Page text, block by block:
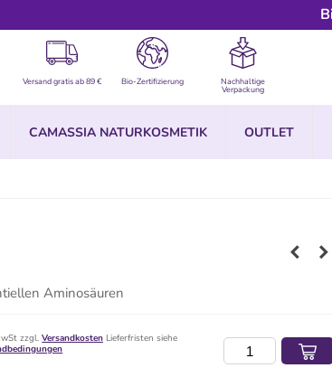
Versand gratis ab 89 € Bio-Zertifizierung Nachhaltige
Verpackung
CAMASSIA NATURKOSMETIK OUTLET
Aminosäuren
zzgl.Versandkosten Lieferfristen siehe